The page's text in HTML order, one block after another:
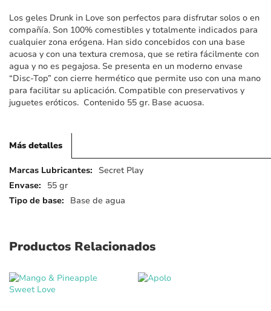
Los geles Drunk in Love son perfectos para disfrutar solos o en
compañía. Son 100% comestibles y totalmente indicados para
cualquier zona erógena. Han sido concebidos con una base
acuosa y con una textura cremosa, que se retira fácilmente con
agua y no es pegajosa. Se presenta en un moderno envase
“Disc-Top” con cierre hermético que permite uso con una mano
para facilitar su aplicación. Compatible con preservativos y
juguetes eróticos. Contenido 55 gr. Base acuosa.
Más detalles
Más
detalles
Secret Play
55 gr
Base de agua
Productos Relacionados